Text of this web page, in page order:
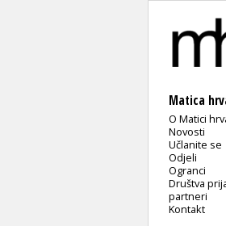
Matica
O Matici
Novosti
Učlanite se
Odjeli
Ogranci
Društva
partneri
Kontakt